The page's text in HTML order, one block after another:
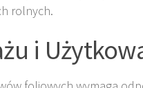
rolnych.
i